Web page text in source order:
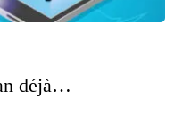
déjà…